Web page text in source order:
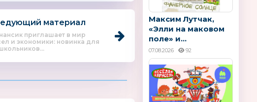
материал
приглашает в мир
и экономики: новинка для
Максим Лутчак,
«Элли на маковом
поле» и...
07.08.2026 92